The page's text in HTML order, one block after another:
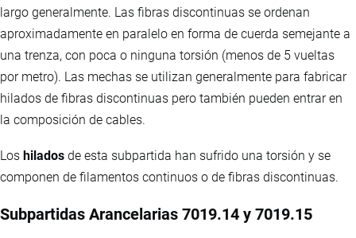
largo generalmente. Las fibras discontinuas se ordenan
aproximadamente en paralelo en forma de cuerda semejante a
una trenza, con poca o ninguna torsión (menos de 5 vueltas
por metro). Las mechas se utilizan generalmente para fabricar
hilados de fibras discontinuas pero también pueden entrar en
la composición de cables.
Los hilados de esta subpartida han sufrido una torsión y se
componen de filamentos continuos o de fibras discontinuas.
Subpartidas Arancelarias 7019.14 y 7019.15